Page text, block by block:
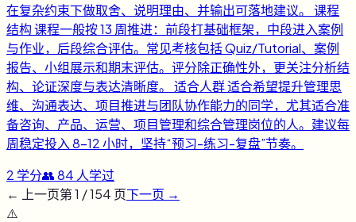
在复杂约束下做取舍、说明理由、并输出可落地建议。 课程
结构 课程一般按 13 周推进：前段打基础框架，中段进入案例
与作业，后段综合评估。常见考核包括 Quiz/Tutorial、案例
报告、小组展示和期末评估。评分除正确性外，更关注分析结
构、论证深度与表达清晰度。 适合人群 适合希望提升管理思
维、沟通表达、项目推进与团队协作能力的同学，尤其适合准
备咨询、产品、运营、项目管理和综合管理岗位的人。建议每
周稳定投入 8-12 小时，坚持“预习-练习-复盘”节奏。
2 学分👥84 人学过
← 上一页第1 /154 页下一页 →
⚠️